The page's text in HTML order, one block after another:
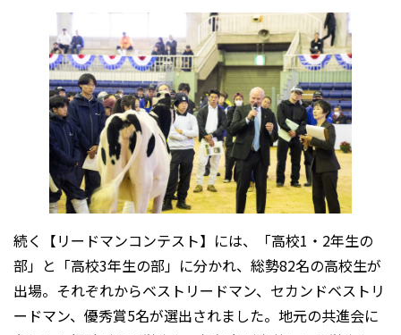
続く【リードマンコンテスト】には、「高校1・2年生の
部」と「高校3年生の部」に分かれ、総勢82名の高校生が
出場。それぞれからベストリードマン、セカンドベストリ
ードマン、優秀賞5名が選出されました。地元の共進会に